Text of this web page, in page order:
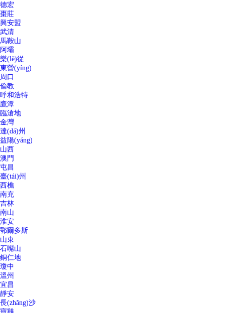
德宏
棗莊
興安盟
武清
馬鞍山
阿壩
樂(lè)從
東營(yíng)
周口
倫教
呼和浩特
鷹潭
臨滄地
金灣
達(dá)州
益陽(yáng)
山西
澳門
屯昌
臺(tái)州
西樵
南充
吉林
南山
淮安
鄂爾多斯
山東
石嘴山
銅仁地
瓊中
溫州
宜昌
靜安
長(zhǎng)沙